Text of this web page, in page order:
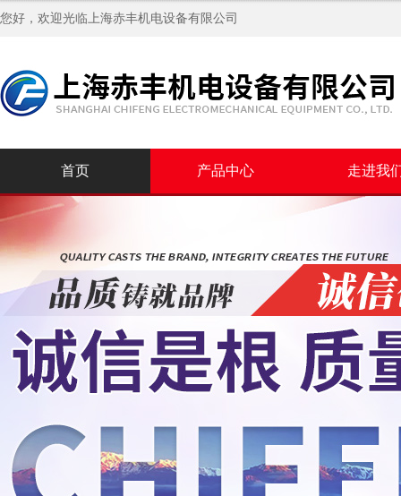
您好，欢迎光临上海赤丰机电设备有限公司
首页 产品中心 走进我